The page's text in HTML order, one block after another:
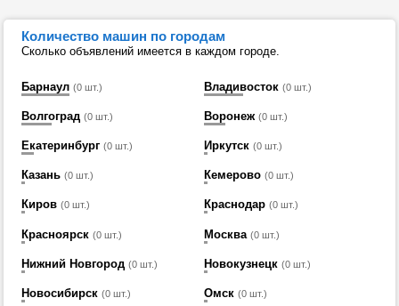
Количество машин по городам
Сколько объявлений имеется в каждом городе.
Барнаул (0 шт.) Владивосток (0 шт.)
Волгоград (0 шт.) Воронеж (0 шт.)
Екатеринбург (0 шт.) Иркутск (0 шт.)
Казань (0 шт.) Кемерово (0 шт.)
Киров (0 шт.) Краснодар (0 шт.)
Красноярск (0 шт.) Москва (0 шт.)
Нижний Новгород (0 шт.) Новокузнецк (0 шт.)
Новосибирск (0 шт.) Омск (0 шт.)